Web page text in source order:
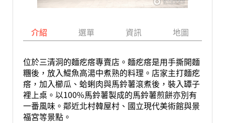
介紹 選單 資訊 地圖
位於三清洞的麵疙瘩專賣店。麵疙瘩是用手撕開麵
糰後，放入鯷魚高湯中煮熟的料理。店家主打麵疙
瘩，加入櫛瓜、蛤蜊肉與馬鈴薯滾煮後，裝入罈子
裡上桌。以100%馬鈴薯製成的馬鈴薯煎餅亦別有
一番風味。鄰近北村韓屋村、國立現代美術館與景
福宮等景點。